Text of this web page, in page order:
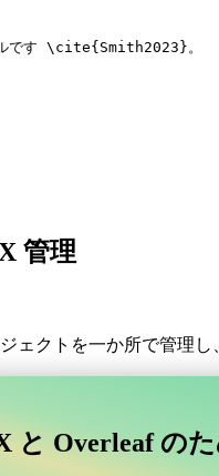
です \cite{ Smith2023 }。
管理
ェクトを一か所で管理し
ブなオンラインツ
ティブなオンラインツ
と Overleaf の